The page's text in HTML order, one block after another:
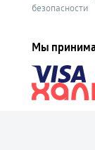
безопасности
Мы